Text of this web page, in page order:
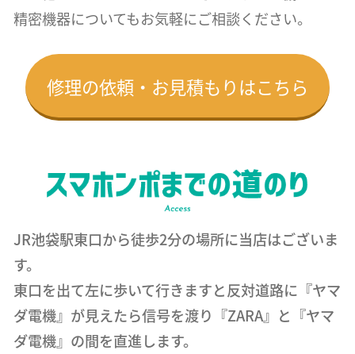
精密機器についてもお気軽にご相談ください。
修理の依頼・お見積もりはこちら
JR池袋駅東口から徒歩2分の場所に当店はございま
す。
東口を出て左に歩いて行きますと反対道路に『ヤマ
ダ電機』が見えたら信号を渡り『ZARA』と『ヤマ
ダ電機』の間を直進します。